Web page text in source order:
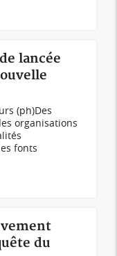
lancée
(ph)Des
organisations
fonts
du